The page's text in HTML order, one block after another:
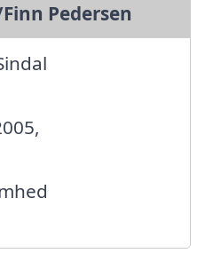
Pedersen